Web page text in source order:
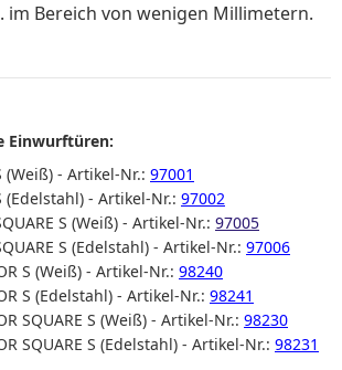
im Bereich von wenigen Millimetern.
Einwurftüren:
(Weiß) - Artikel-Nr.: 97001
(Edelstahl) - Artikel-Nr.: 97002
S (Weiß) - Artikel-Nr.: 97005
S (Edelstahl) - Artikel-Nr.: 97006
S (Weiß) - Artikel-Nr.: 98240
S (Edelstahl) - Artikel-Nr.: 98241
SQUARE S (Weiß) - Artikel-Nr.: 98230
SQUARE S (Edelstahl) - Artikel-Nr.: 98231